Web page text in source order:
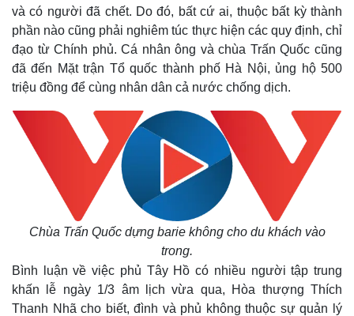
và có người đã chết. Do đó, bất cứ ai, thuộc bất kỳ thành
phần nào cũng phải nghiêm túc thực hiện các quy định, chỉ
đạo từ Chính phủ. Cá nhân ông và chùa Trấn Quốc cũng
đã đến Mặt trận Tổ quốc thành phố Hà Nội, ủng hộ 500
triệu đồng để cùng nhân dân cả nước chống dịch.
Chùa Trấn Quốc dựng barie không cho du khách vào
trong.
Bình luận về việc phủ Tây Hồ có nhiều người tập trung
khấn lễ ngày 1/3 âm lịch vừa qua, Hòa thượng Thích
Thanh Nhã cho biết, đình và phủ không thuộc sự quản lý